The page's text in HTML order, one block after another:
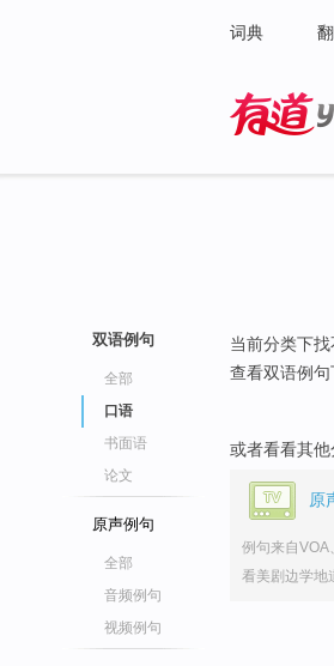
词典
双语例句
全部
口语
书面语
论文
原声例句
全部
音频例句
视频例句
当前分类下
查看双语例句
或者看看其他
原
例句来自VOA
看美剧边学地